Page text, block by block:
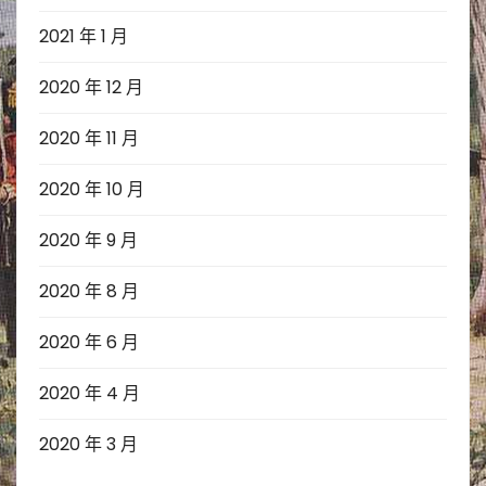
2021 年 1 月
2020 年 12 月
2020 年 11 月
2020 年 10 月
2020 年 9 月
2020 年 8 月
2020 年 6 月
2020 年 4 月
2020 年 3 月